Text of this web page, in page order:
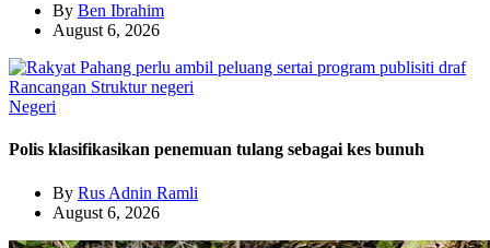
By Ben Ibrahim
August 6, 2026
Negeri
Polis klasifikasikan penemuan tulang sebagai kes bunuh
By Rus Adnin Ramli
August 6, 2026